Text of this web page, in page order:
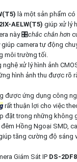
là một sản phẩm
AELW(T5) giúp xử lý
này 🎛chắc chắn hơn
camera tự động
môi trường tối.
xử lý hình ảnh
hình ảnh thu được rõ
được ứng dụng công
rất thuận lợi cho việc
trong những không
Hồng Ngoại SMD,
tăng cường độ
Giám Sát IP DS-